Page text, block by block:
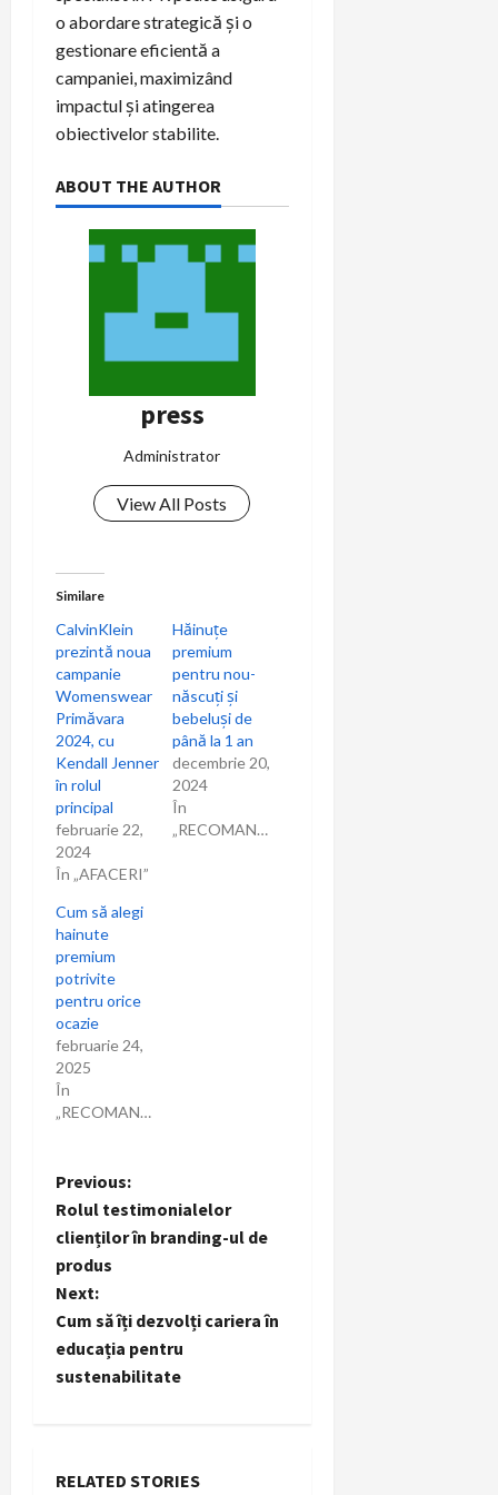
o abordare strategică și o
gestionare eficientă a
campaniei, maximizând
impactul și atingerea
obiectivelor stabilite.
ABOUT THE AUTHOR
press
Administrator
View All Posts
Similare
CalvinKlein
prezintă noua
campanie
Womenswear
Primăvara
2024, cu
Kendall Jenner
în rolul
principal
februarie 22,
2024
În „AFACERI”
Hăinuțe
premium
pentru nou-
născuți și
bebeluși de
până la 1 an
decembrie 20,
2024
În
„RECOMANDARI”
Cum să alegi
hainute
premium
potrivite
pentru orice
ocazie
februarie 24,
2025
În
„RECOMANDARI”
P
o
s
t
n
v
Previous:
Rolul testimonialelor
clienților în branding-ul de
produs
Next:
Cum să îți dezvolți cariera în
educația pentru
sustenabilitate
RELATED STORIES